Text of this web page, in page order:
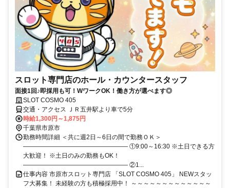
スロット専門店のホール・カウンタースタッフ
面接1回♪即採用も可！WワークOK！働き方が選べます◎
SLOT COSMO 405
交通・アクセス ＪＲ五井駅より車で5分
時給1,300円～1,875円
千葉県市原市
勤務時間詳細 ＜共に週2日～6日の間で勤務ＯＫ＞
――――――――――――――――― ①9:00～16:30 ※土日できる方
大歓迎！ ※土日のみの勤務もOK！
――――――――――――――――― ②1...
仕事内容 市原市スロット専門店 「SLOT COSMO 405」 NEWスタッ
フ大募集！ 未経験の方も積極採用中！ ～～～～～～～～～～～～～